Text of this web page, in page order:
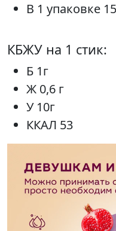
В 1 упаковке
КБЖУ на 1 стик:
Б 1г
Ж 0,6 г
У 10г
ККАЛ 53